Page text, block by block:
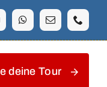
deine Tour